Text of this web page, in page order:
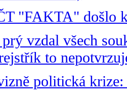
"FAKTA" došlo
prý vzdal všech
to
politická